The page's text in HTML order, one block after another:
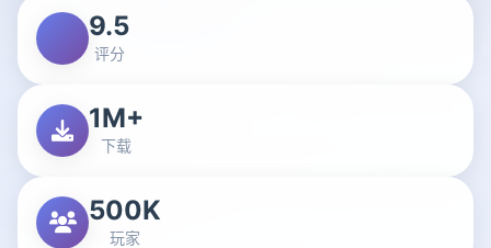
9.5
评分
1M+
下载
500K
玩家